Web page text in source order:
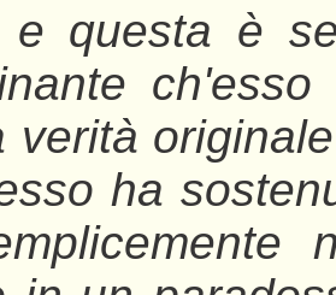
e questa è
verità
ha